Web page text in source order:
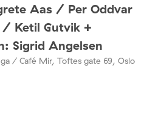
Aas / Per Oddvar
/ Ketil Gutvik +
Sigrid Angelsen
/ Café Mir, Toftes gate 69, Oslo